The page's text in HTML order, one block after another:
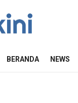
BERANDA NEWS